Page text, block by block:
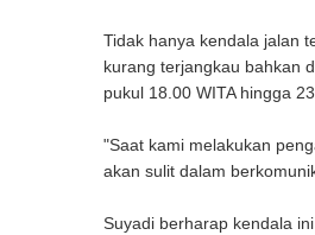
Tidak hanya kendala jalan
kurang terjangkau bahkan
pukul 18.00 WITA hingga
"Saat kami melakukan
akan sulit dalam
Suyadi berharap kendala